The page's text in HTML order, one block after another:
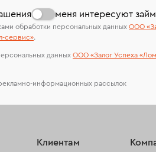
лабораторий
меня интересуют
обработки персональных данных ООО
сервиc».
данных ООО «Залог Успеха
информационных рассылок
Клиентам